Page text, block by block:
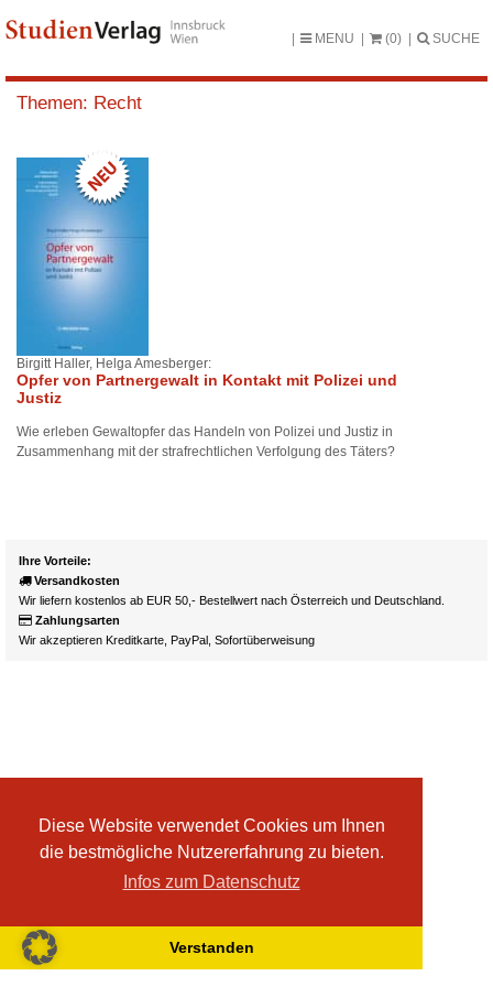
Diese Website verwendet Cookies um Ihnen
die bestmögliche Nutzererfahrung zu bieten.
Infos zum Datenschutz
Verstanden
MENU (0) SUCHE
Themen: Recht
Birgitt Haller, Helga Amesberger:
Opfer von Partnergewalt in Kontakt mit Polizei und
Justiz
Wie erleben Gewaltopfer das Handeln von Polizei und Justiz in
Zusammenhang mit der strafrechtlichen Verfolgung des Täters?
Ihre Vorteile:
Versandkosten
Wir liefern kostenlos ab EUR 50,- Bestellwert nach Österreich und Deutschland.
Zahlungsarten
Wir akzeptieren Kreditkarte, PayPal, Sofortüberweisung